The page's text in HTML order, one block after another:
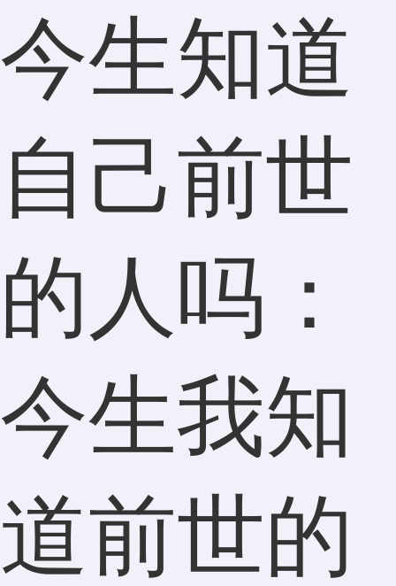
今生知道
自己前世
的人吗：
今生我知
道前世的